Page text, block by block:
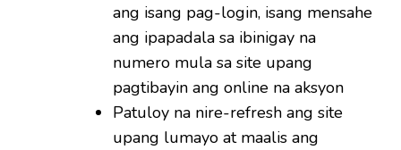
ang isang pag-login, isang mensahe
ang ipapadala sa ibinigay na
numero mula sa site upang
pagtibayin ang online na aksyon
Patuloy na nire-refresh ang site
upang lumayo at maalis ang